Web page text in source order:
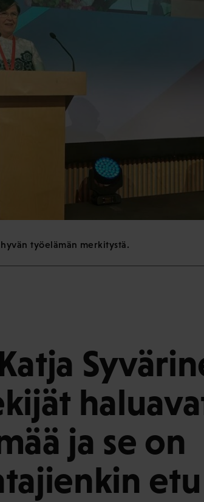
työelämän merkitystä.
ja se on
etu